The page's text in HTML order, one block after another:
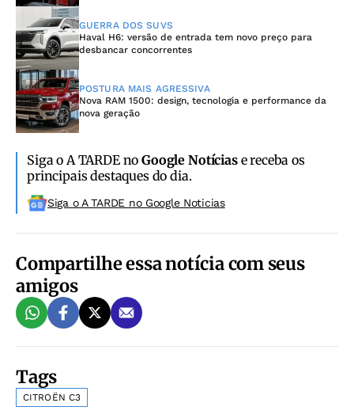
GUERRA DOS SUVS
Haval H6: versão de entrada tem novo preço para
desbancar concorrentes
POSTURA MAIS AGRESSIVA
Nova RAM 1500: design, tecnologia e performance da
nova geração
Siga o A TARDE noGoogle Notíciase receba os
principais destaques do dia.
Siga o A TARDE no Google Noticias
Compartilhe essa notícia com seus
amigos
Tags
CITROËN C3